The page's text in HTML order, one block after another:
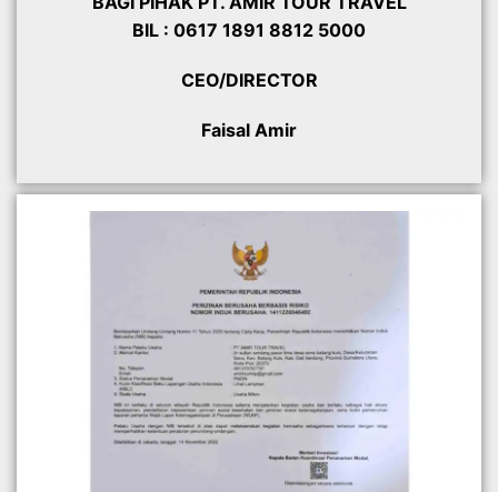
BIL : 0617 1891 8812 5000
CEO/DIRECTOR
Faisal Amir